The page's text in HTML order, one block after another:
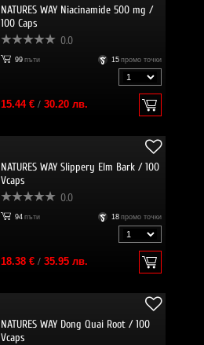
NATURES WAY Niacinamide 500 mg /
100 Caps
0.0
99 пъти 15 промо точки
15.44 €/ 30.20 лв.
NATURES WAY Slippery Elm Bark / 100
Vcaps
0.0
94 пъти 18 промо точки
18.38 €/ 35.95 лв.
NATURES WAY Dong Quai Root / 100
Vcaps